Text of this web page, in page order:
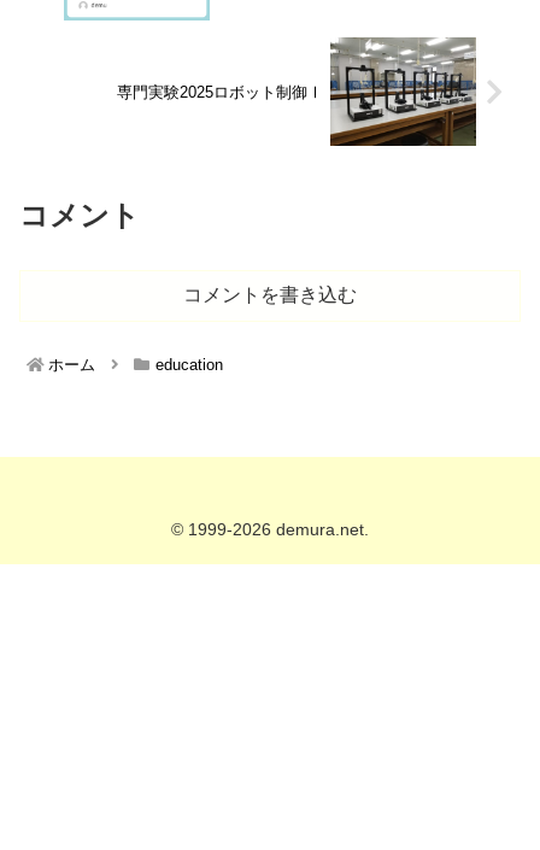
専門実験2025ロボット制御Ⅰ
コメント
コメントを書き込む
ホーム education
© 1999-2026 demura.net.